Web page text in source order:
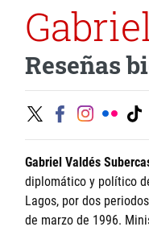
Reseñas
Gabriel Valdés
diplomático y político
Lagos, por dos
de marzo de 1996.